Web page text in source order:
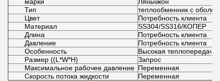
марки
Ляньчжон
Тип
теплообменник с
Цвет
Потребность клиента
Материал
SS304/SS316/КОПЕР
Длина
Потребность клиента
Давление
Потребность клиента
Особенность
Высокая теплопередача
Размер ((L*W*H)
Запрос
Максимальное рабочее давление Переменная
Скорость потока жидкости
Переменная